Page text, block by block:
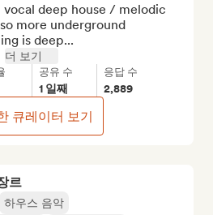
르
하우스 음악
deep house / melodic
more underground
is deep...
더 보기
공유 수
1 일째
응답 수
2,889
큐레이터 보기